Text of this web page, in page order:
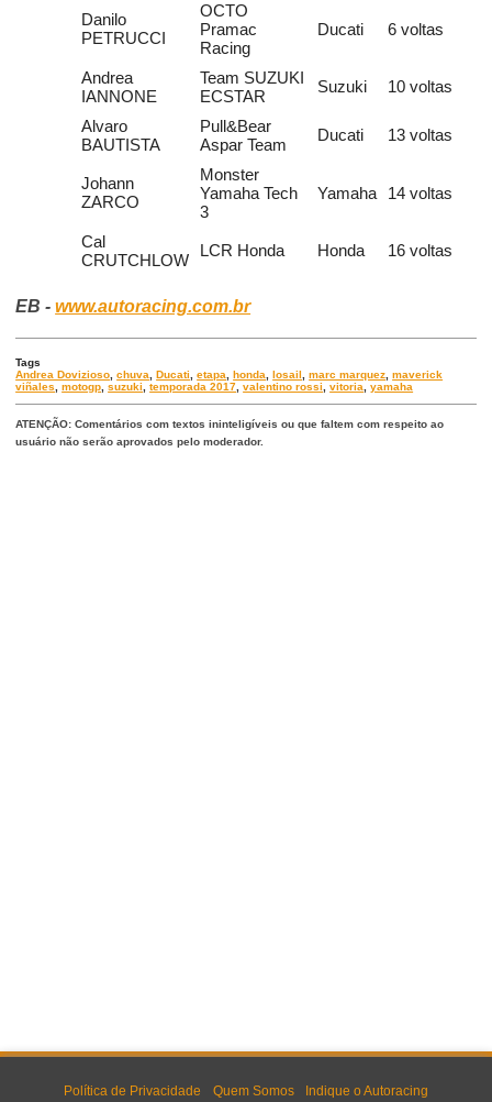
Danilo
PETRUCCI
OCTO
Pramac
Racing
Ducati 6 voltas
Andrea
IANNONE
Team SUZUKI
ECSTAR
Suzuki 10 voltas
Alvaro
BAUTISTA
Pull&Bear
Aspar Team
Ducati 13 voltas
Johann
ZARCO
Monster
Yamaha Tech
3
Yamaha 14 voltas
Cal
CRUTCHLOW
LCR Honda Honda 16 voltas
EB -www.autoracing.com.br
Tags
Andrea Dovizioso,chuva, Ducati,etapa, honda, losail,marc marquez,maverick
viñales,motogp,suzuki,temporada 2017,valentino rossi,vitoria,yamaha
ATENÇÃO: Comentários com textos ininteligíveis ou que faltem com respeito ao
usuário não serão aprovados pelo moderador.
Política de Privacidade Quem Somos Indique o Autoracing